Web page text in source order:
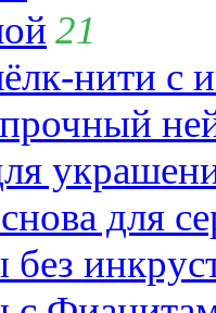
21
нити с
для